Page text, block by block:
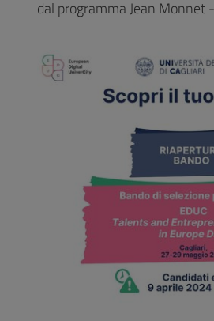
dal programma Jean Monnet